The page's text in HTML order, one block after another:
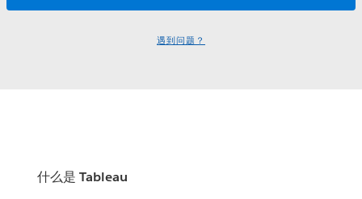
遇到问题？
什么是 Tableau